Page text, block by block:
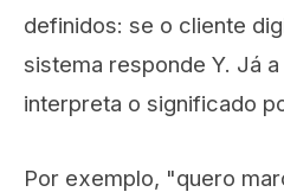
definidos: se o cliente
sistema responde Y. Já
interpreta o significado
Por exemplo, "quero